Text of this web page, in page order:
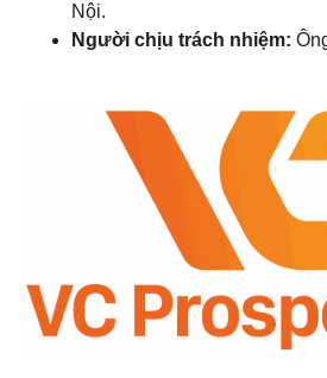
Nội.
Người chịu trách nhiệm: